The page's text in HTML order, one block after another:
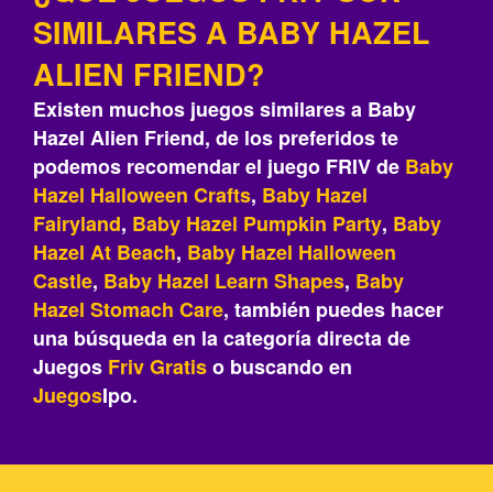
SIMILARES A BABY HAZEL
ALIEN FRIEND?
Existen muchos juegos similares a Baby
Hazel Alien Friend, de los preferidos te
podemos recomendar el juego FRIV de Baby
Hazel Halloween Crafts, Baby Hazel
Fairyland, Baby Hazel Pumpkin Party, Baby
Hazel At Beach, Baby Hazel Halloween
Castle, Baby Hazel Learn Shapes, Baby
Hazel Stomach Care, también puedes hacer
una búsqueda en la categoría directa de
Juegos FrivGratiso buscando en
JuegosIpo.